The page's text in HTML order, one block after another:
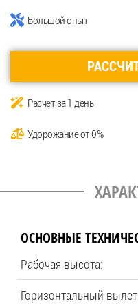
Большой опыт
Расчет за 1 день
Удорожание от 0%
ОСНОВНЫЕ
Рабочая высота:
Горизонтальный